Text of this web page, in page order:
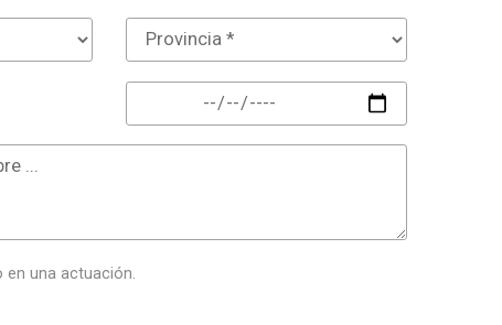
en una actuación.